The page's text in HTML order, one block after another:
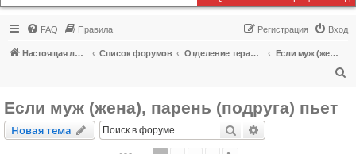
FAQ Правила Вход
Регистрация
Настоящая любовь Список форумов Отделение терапии
Если муж (жена), парень (подруга) пьет
Если муж (жена), парень (подруга) пьет
Новая тема
Новаятема Поиск